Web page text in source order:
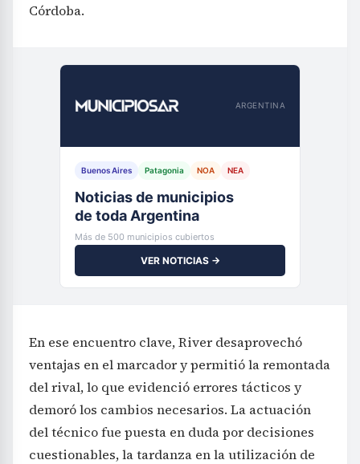
Córdoba.
ARGENTINA
Buenos Aires Patagonia NOA NEA
Noticias de municipios
de toda Argentina
Más de 500 municipios cubiertos
VER NOTICIAS →
En ese encuentro clave, River desaprovechó
ventajas en el marcador y permitió la remontada
del rival, lo que evidenció errores tácticos y
demoró los cambios necesarios. La actuación
del técnico fue puesta en duda por decisiones
cuestionables, la tardanza en la utilización de